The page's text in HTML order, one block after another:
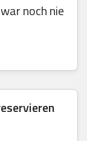
noch nie